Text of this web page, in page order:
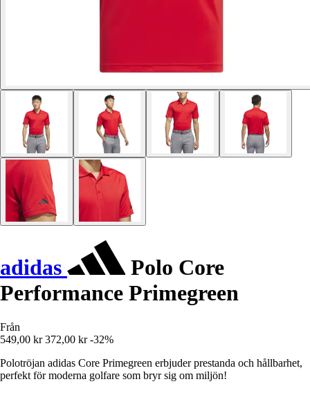
adidas
Polo Core
Performance Primegreen
Från
549,00 kr 372,00 kr -32%
Polotröjan adidas Core Primegreen erbjuder prestanda och hållbarhet,
perfekt för moderna golfare som bryr sig om miljön!